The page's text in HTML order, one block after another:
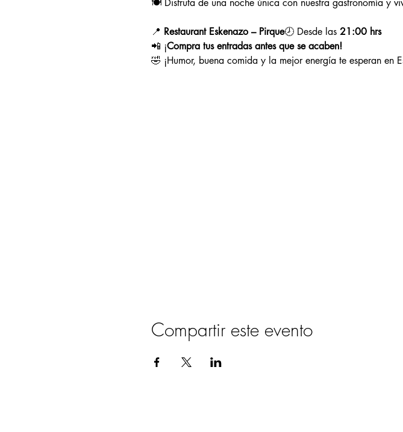
📍 Restaurant Eskenazo – Pirque🕗 Desde las 21:00 hrs
📲 ¡Compra tus entradas antes que se acaben!
🤣 ¡Humor, buena comida y la mejor energía te esperan en
Compartir este evento